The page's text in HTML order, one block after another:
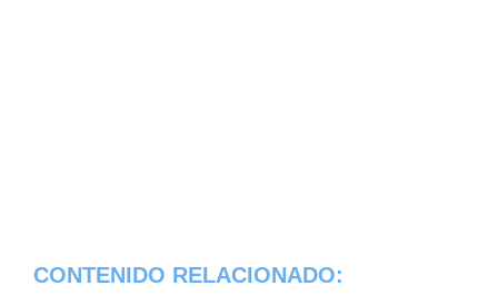
CONTENIDO RELACIONADO: